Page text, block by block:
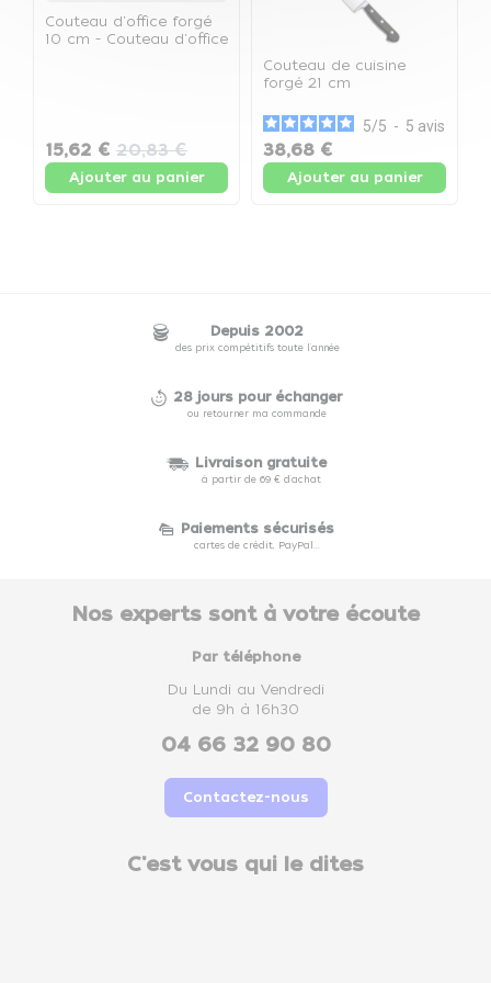
Couteau d'office forgé
10 cm - Couteau d'office
15,62 € 20,83 €
Ajouter au panier
Couteau de cuisine
forgé 21 cm
5/5 - 5 avis
38,68 €
Ajouter au panier
Depuis 2002
des prix compétitifs toute l'année
28 jours pour échanger
ou retourner ma commande
Livraison gratuite
à partir de 69 € d'achat
Paiements sécurisés
cartes de crédit, PayPal...
Nos experts sont à votre écoute
Par téléphone
Du Lundi au Vendredi
de 9h à 16h30
04 66 32 90 80
Contactez-nous
C'est vous qui le dites